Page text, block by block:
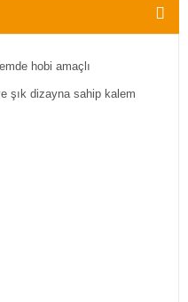
hobi amaçlı
şık dizayna sahip kalem